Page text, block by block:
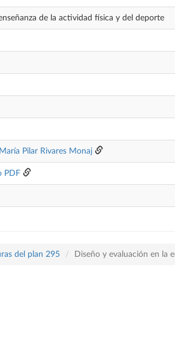
de la actividad física y del deporte
María Pilar Rivares Monaj
PDF
del plan 295 Diseño y evaluación en la